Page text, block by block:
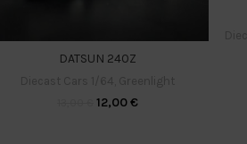
DATSUN 240Z
12,00€